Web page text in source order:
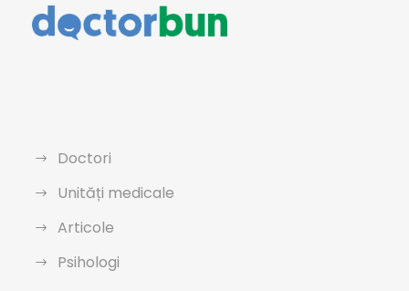
Doctori
Unități medicale
Articole
Psihologi